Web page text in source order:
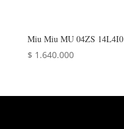
Miu Miu MU 04ZS 14L4I0
$ 1.640.000